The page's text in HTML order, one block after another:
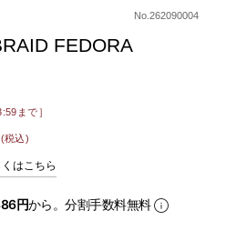
No.262090004
FEDORA
まで］
(税込)
はこちら
円から。分割手数料無料